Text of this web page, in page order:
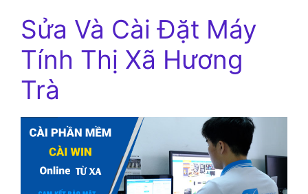
Sửa Và Cài Đặt Máy
Tính Thị Xã Hương
Trà